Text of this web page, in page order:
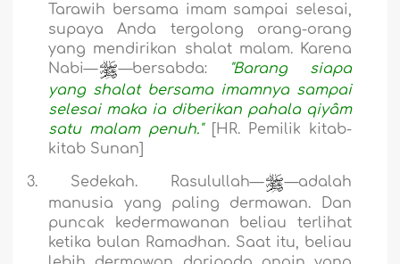
Tarawih bersama imam sampai selesai,
supaya Anda tergolong orang-orang
yang mendirikan shalat malam. Karena
Nabi—
—bersabda:
"Barang siapa
yang shalat bersama imamnya sampai
selesai maka ia diberikan pahala qiyâm
satu malam penuh."
[HR. Pemilik kitab-
kitab Sunan]
3. Sedekah. Rasulullah—
—adalah
manusia yang paling dermawan. Dan
puncak kedermawanan beliau terlihat
ketika bulan Ramadhan. Saat itu, beliau